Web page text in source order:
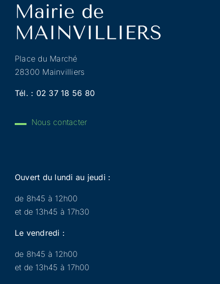
Place du Marché
28300 Mainvilliers
Tél. : 02 37 18 56 80
Nous contacter
Ouvert du lundi au jeudi :
de 8h45 à 12h00
et de 13h45 à 17h30
Le vendredi :
de 8h45 à 12h00
et de 13h45 à 17h00